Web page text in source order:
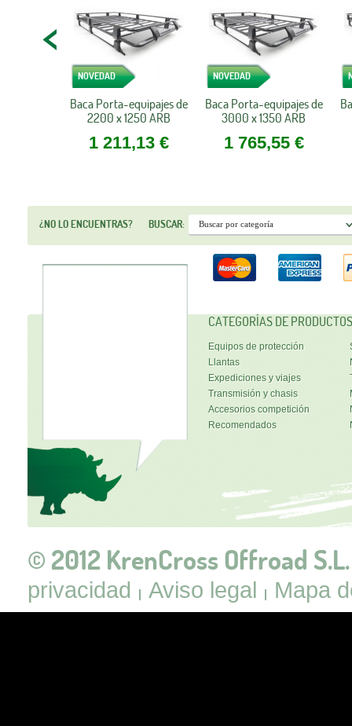
NOVEDAD
Baca Porta-equipajes de
2200 x 1250 ARB
1 211,13 €
NOVEDAD
Baca Porta-equipajes de
3000 x 1350 ARB
1 765,55 €
¿NO LO ENCUENTRAS? BUSCAR:
CATEGORÍAS DE PRODUCTOS
Equipos de protección
Llantas
Expediciones y viajes
Transmisión y chasis
Accesorios competición
Recomendados
© 2012 KrenCross Offroad S.L.
privacidad Aviso legal Mapa